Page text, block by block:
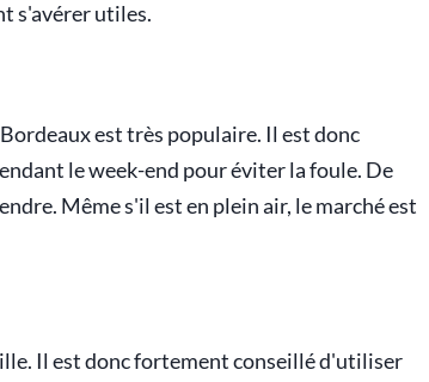
s'avérer utiles.
est très populaire. Il est donc
le week-end pour éviter la foule. De
Même s'il est en plein air, le marché est
Il est donc fortement conseillé d'utiliser